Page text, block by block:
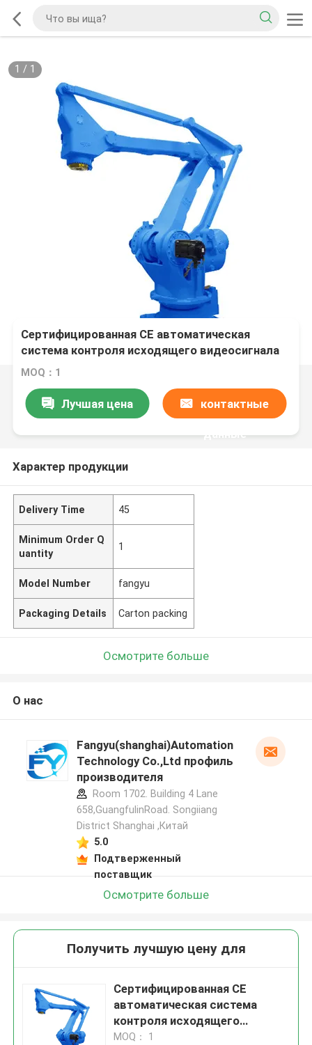
1 / 1
Сертифицированная CE автоматическая
система контроля исходящего видеосигнала
MOQ：1
Лучшая цена контактные
данные
Характер продукции
Delivery Time 45
Minimum Order Q
uantity
1
Model Number fangyu
Packaging Details Carton packing
Осмотрите больше
О нас
Fangyu(shanghai)Automation
Technology Co.,Ltd профиль
производителя
Room 1702. Building 4 Lane
658,GuangfulinRoad. Songiiang
District Shanghai ,Китай
5.0
Подтверженный
поставщик
Осмотрите больше
Получить лучшую цену для
Сертифицированная CE
автоматическая система
контроля исходящего
видеосигнала
MOQ： 1